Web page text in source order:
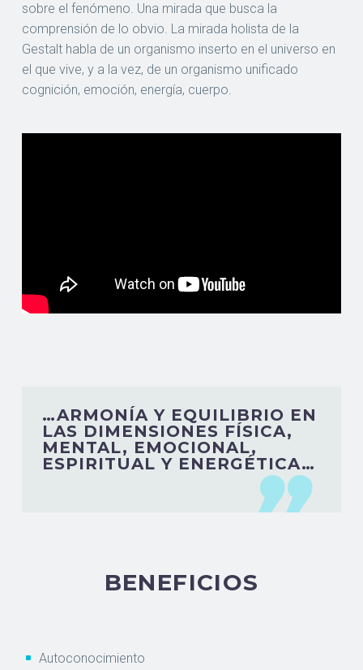
sobre el fenómeno. Una mirada que busca la
comprensión de lo obvio. La mirada holista de la
Gestalt habla de un organismo inserto en el universo en
el que vive, y a la vez, de un organismo unificado
cognición, emoción, energía, cuerpo.
…ARMONÍA Y EQUILIBRIO EN
LAS DIMENSIONES FÍSICA,
MENTAL, EMOCIONAL,
ESPIRITUAL Y ENERGÉTICA…

BENEFICIOS
Autoconocimiento